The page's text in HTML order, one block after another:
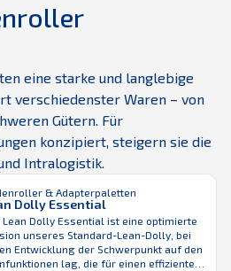
den Transport sowie die
von Massenware geeignet. Der
Bodenroller ist ...
eine starke und langlebige
verschiedenster Waren – von
Gütern. Für
konzipiert, steigern sie die
Intralogistik.
& Adapterpaletten
Dolly Essential
Lean Dolly Essential ist eine optimierte
unseres Standard-Lean-Dolly, bei
Entwicklung der Schwerpunkt auf den
lag, die für einen effizienten